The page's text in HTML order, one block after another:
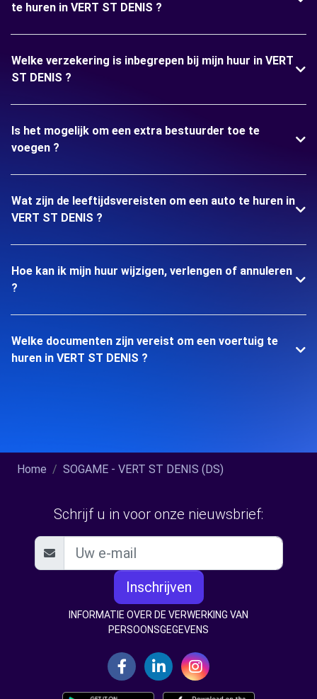
te huren in VERT ST DENIS ?
Welke verzekering is inbegrepen bij mijn huur in VERT
ST DENIS ?
Is het mogelijk om een extra bestuurder toe te
voegen ?
Wat zijn de leeftijdsvereisten om een auto te huren in
VERT ST DENIS ?
Hoe kan ik mijn huur wijzigen, verlengen of annuleren
?
Welke documenten zijn vereist om een voertuig te
huren in VERT ST DENIS ?
Home SOGAME - VERT ST DENIS (DS)
Schrijf u in voor onze nieuwsbrief:
Inschrijven
INFORMATIE OVER DE VERWERKING VAN
PERSOONSGEGEVENS